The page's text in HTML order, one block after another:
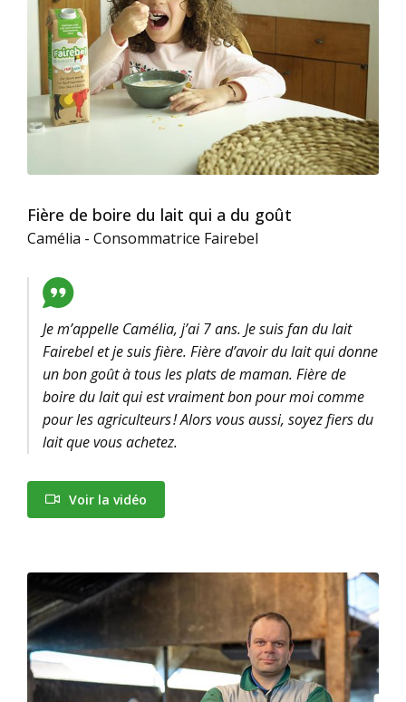
Fière de boire du lait qui a du goût
Camélia - Consommatrice Fairebel
Je m’appelle Camélia, j’ai 7 ans. Je suis fan du lait
Fairebel et je suis fière. Fière d’avoir du lait qui donne
un bon goût à tous les plats de maman. Fière de
boire du lait qui est vraiment bon pour moi comme
pour les agriculteurs ! Alors vous aussi, soyez fiers du
lait que vous achetez.
Voir la vidéo